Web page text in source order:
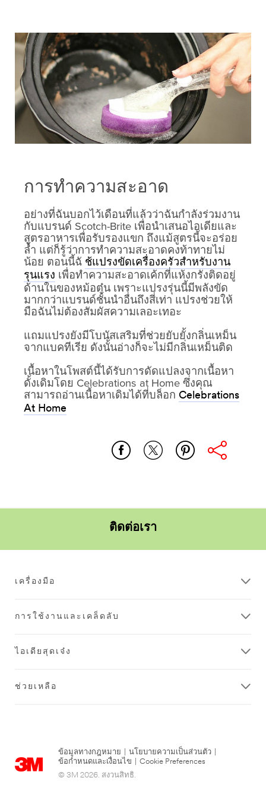
การทำความสะอาด
อย่างที่ฉันบอกไว้เดือนที่แล้วว่าฉันกำลังร่วมงาน
กับแบรนด์ Scotch-Brite เพื่อนำเสนอไอเดียและ
สูตรอาหารเพื่อรับรองแขก ถึงแม้สูตรนี้จะอร่อย
ล้ำ แต่ก็รู้ว่าการทำความสะอาดคงท้าทายไม่
น้อย ตอนนี้ฉั ช้แปรงขัดเครื่องครัวสำหรับงาน
รุนแรง เพื่อทำความสะอาดเค้กที่แห้งกรังติดอยู่
ด้านในของหม้อตุ๋น เพราะแปรงรุ่นนี้มีพลังขัด
มากกว่าแบรนด์ชั้นนำอื่นถึงสี่เท่า แปรงช่วยให้
มือฉันไม่ต้องสัมผัสความเลอะเทอะ
แถมแปรงยังมีโบนัสเสริมที่ช่วยยับยั้งกลิ่นเหม็น
จากแบคทีเรีย ดังนั้นอ่างก็จะไม่มีกลิ่นเหม็นติด
เนื้อหาในโพสต์นี้ได้รับการดัดแปลงจากเนื้อหา
ดั้งเดิมโดย Celebrations at Home ซึ่งคุณ
สามารถอ่านเนื้อหาเดิมได้ที่บล็อก Celebrations
At Home
ติดต่อเรา
เครื่องมือ
การใช้งานและเคล็ดลับ
ไอเดียสุดเจ๋ง
ช่วยเหลือ
ข้อมูลทางกฎหมาย นโยบายความเป็นส่วนตัว
ข้อกำหนดและเงื่อนไข
Cookie Preferences
© 3M 2026. สงวนสิทธิ.